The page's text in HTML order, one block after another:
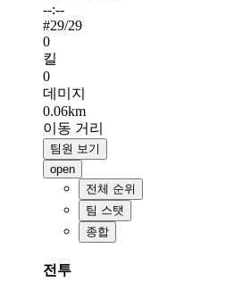
--:--
#29/29
0
킬
0
데미지
0.06km
이동 거리
팀원 보기
open
전체 순위
팀 스탯
종합
전투